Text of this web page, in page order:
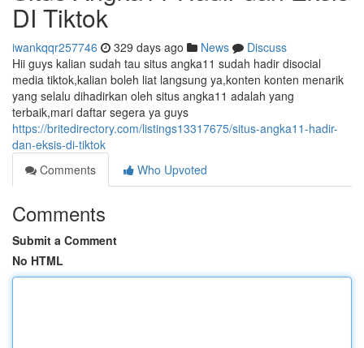
DI Tiktok
iwankqqr257746 329 days ago News
Discuss
Hii guys kalian sudah tau situs angka11 sudah hadir disocial
media tiktok,kalian boleh liat langsung ya,konten konten menarik
yang selalu dihadirkan oleh situs angka11 adalah yang
terbaik,mari daftar segera ya guys
https://britedirectory.com/listings13317675/situs-angka11-hadir-
dan-eksis-di-tiktok
Comments
Who Upvoted
Comments
Submit a Comment
No HTML